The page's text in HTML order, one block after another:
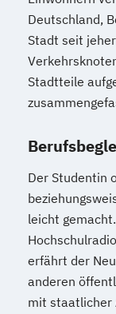
Product
Public
Public
Pädagogik
Beratung
Pädagogik
Robotics
Deutschland,
Stadt seit
Stadtteile
Der Studentin
leicht
erfährt der
anderen
mit staatlicher